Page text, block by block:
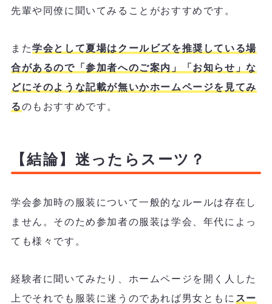
先輩や同僚に聞いてみることがおすすめです。
また学会として夏場はクールビズを推奨している場
合があるので「参加者へのご案内」「お知らせ」な
どにそのような記載が無いかホームページを見てみ
るのもおすすめです。
【結論】迷ったらスーツ？
学会参加時の服装について一般的なルールは存在し
ません。そのため参加者の服装は学会、年代によっ
ても様々です。
経験者に聞いてみたり、ホームページを開く人した
上でそれでも服装に迷うのであれば男女ともに スー